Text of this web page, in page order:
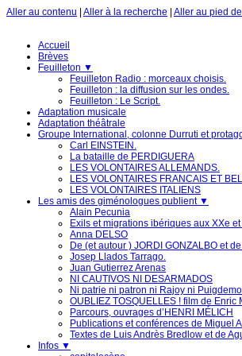
Aller au contenu Aller à la recherche Aller au pied
Accueil
Brèves
Feuilleton ▼
Feuilleton Radio : morceaux choisis.
Feuilleton : la diffusion sur les ondes.
Feuilleton : Le Script.
Adaptation musicale
Adaptation théâtrale
Groupe International, colonne Durruti et
Carl EINSTEIN.
La bataille de PERDIGUERA
LES VOLONTAIRES ALLEMANDS.
LES VOLONTAIRES FRANCAIS ET
LES VOLONTAIRES ITALIENS
Les amis des giménologues publient ▼
Alain Pecunia
Exils et migrations ibériques aux XXe
Anna DELSO
De (et autour ) JORDI GONZALBO et
Josep Llados Tarrago.
Juan Gutierrez Arenas
NI CAUTIVOS NI DESARMADOS
Ni patrie ni patron ni Rajoy ni
OUBLIEZ TOSQUELLES ! film de Enric
Parcours, ouvrages d’HENRI MÉLICH
Publications et conférences de Miguel
Textes de Luis Andrès Bredlow et de
Infos ▼